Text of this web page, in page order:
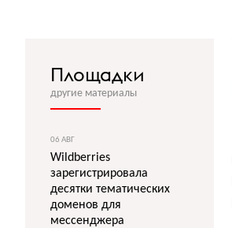
Площадки
другие материалы
06 АВГ
Wildberries
зарегистрировала
десятки тематических
доменов для
мессенджера